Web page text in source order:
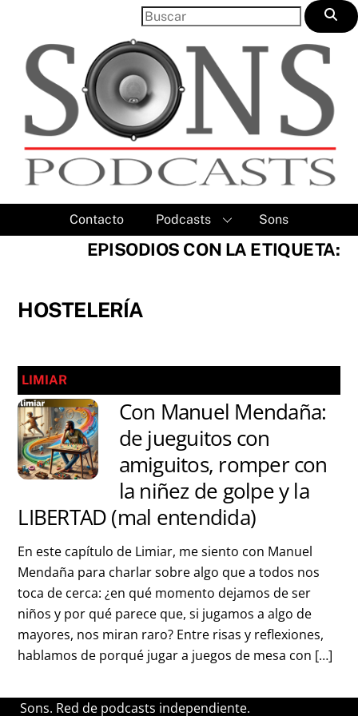
content
Contacto Podcasts Sons
EPISODIOS CON LA ETIQUETA:
HOSTELERÍA
LIMIAR
Con Manuel Mendaña:
de jueguitos con
amiguitos, romper con
la niñez de golpe y la
LIBERTAD (mal entendida)
En este capítulo de Limiar, me siento con Manuel
Mendaña para charlar sobre algo que a todos nos
toca de cerca: ¿en qué momento dejamos de ser
niños y por qué parece que, si jugamos a algo de
mayores, nos miran raro? Entre risas y reflexiones,
hablamos de porqué jugar a juegos de mesa con […]
Sons. Red de podcasts independiente.